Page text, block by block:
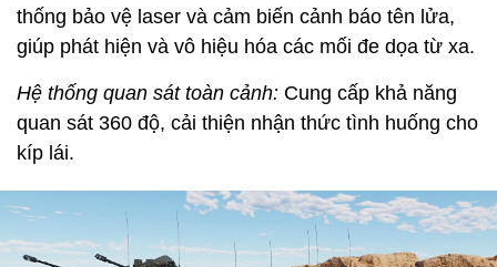
thống bảo vệ laser và cảm biến cảnh báo tên lửa,
giúp phát hiện và vô hiệu hóa các mối đe dọa từ xa.
Hệ thống quan sát toàn cảnh: Cung cấp khả năng
quan sát 360 độ, cải thiện nhận thức tình huống cho
kíp lái.